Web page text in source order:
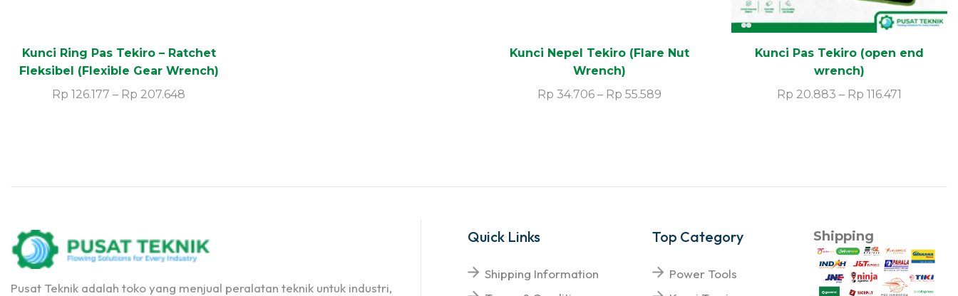
Kunci Ring Pas Tekiro – Ratchet
Fleksibel (Flexible Gear Wrench)
Rp 126.177 – Rp 207.648
Kunci Nepel Tekiro (Flare Nut
Wrench)
Rp 34.706 – Rp 55.589
Kunci Pas Tekiro (open end
wrench)
Rp 20.883 – Rp 116.471
Pusat Teknik adalah toko yang menjual peralatan teknik untuk industri,
Quick Links
Shipping Information
Top Category
Power Tools
Shipping